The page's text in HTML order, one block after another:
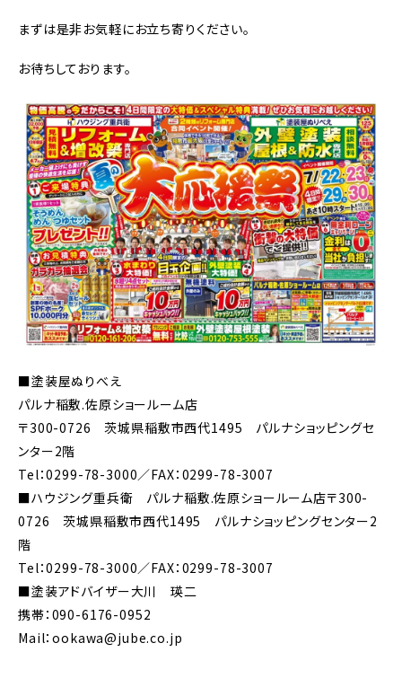
まずは是非お気軽にお立ち寄りください。
お待ちしております。
■塗装屋ぬりべえ
パルナ稲敷.佐原ショールーム店
〒300-0726 茨城県稲敷市西代1495 パルナショッピングセ
ンター2階
Tel：0299-78-3000／FAX：0299-78-3007
■ハウジング重兵衛 パルナ稲敷.佐原ショールーム店〒300-
0726 茨城県稲敷市西代1495 パルナショッピングセンター2
階
Tel：0299-78-3000／FAX：0299-78-3007
■塗装アドバイザー大川 瑛二
携帯：090-6176-0952
Mail：ookawa@jube.co.jp